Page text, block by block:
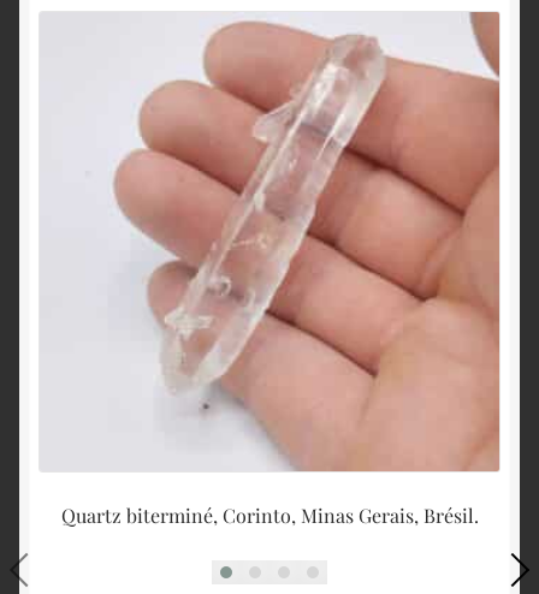
Quartz biterminé, Corinto, Minas Gerais, Brésil.